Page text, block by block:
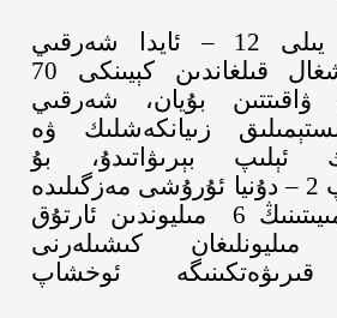
يىلى 12
–
ئايدا شەرقىي
قىلغاندىن كېيىنكى 70
ۋاقىتتىن بۇيان، شەرقىي
زىيانكەشلىك ۋە
ئېلىپ بېرىۋاتىدۇ، بۇ
2
– دۇنيا ئۇرۇشى مەزگىلىدە
6
مىليوندىن ئارتۇق
كىشىلەرنى
ئوخشاپ